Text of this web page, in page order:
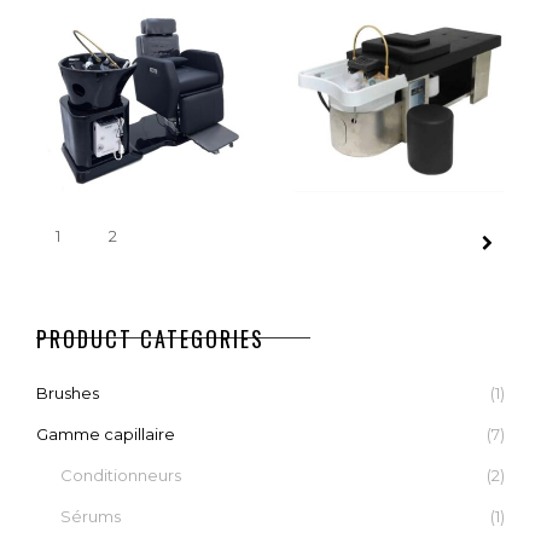
CHOIX DES OPTIONS
HEAD SPA
DELUXE
€2.990,00
HEAD SPA
DOUBLE
TANKS
€1.790,00
AJOUTER AU PANIER
€
1 2
PRODUCT CATEGORIES
Brushes (1)
Gamme capillaire (7)
Conditionneurs (2)
Sérums (1)